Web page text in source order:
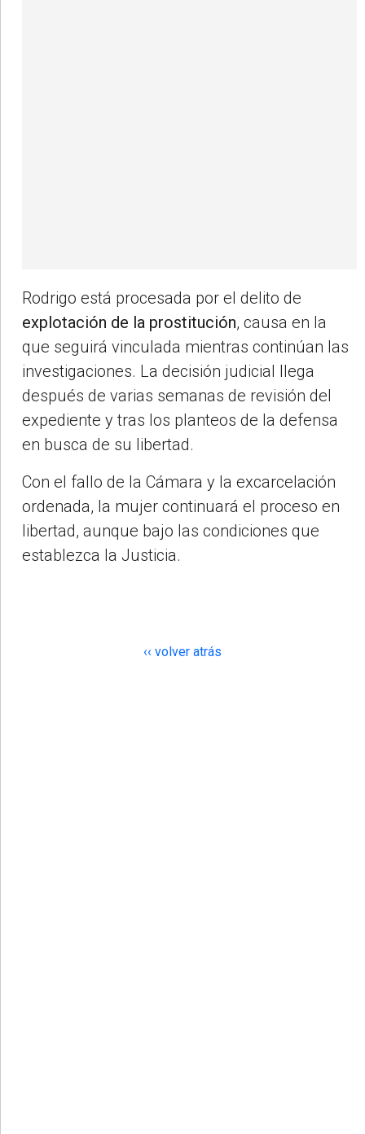
Rodrigo está procesada por el delito de
explotación de la prostitución, causa en la
que seguirá vinculada mientras continúan las
investigaciones. La decisión judicial llega
después de varias semanas de revisión del
expediente y tras los planteos de la defensa
en busca de su libertad.
Con el fallo de la Cámara y la excarcelación
ordenada, la mujer continuará el proceso en
libertad, aunque bajo las condiciones que
establezca la Justicia.
‹‹ volver atrás